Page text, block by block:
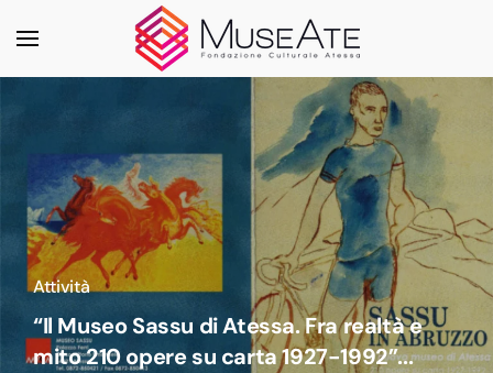
Skip to main content
Attività
“Il Museo Sassu di Atessa. Fra realtà e
mito 210 opere su carta 1927-1992”...